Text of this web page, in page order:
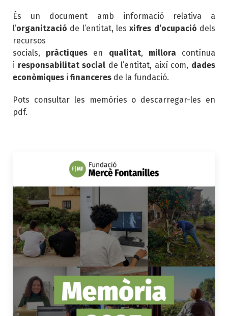
És un document amb informació relativa a
l’organització de l’entitat, lesxifres d’ocupació dels
recursos
socials, pràctiques en qualitat, millora contínua
i responsabilitat social de l’entitat, així com, dades
econòmiques i financeres de la fundació.
Pots consultar les memòries o descarregar-les en
pdf.